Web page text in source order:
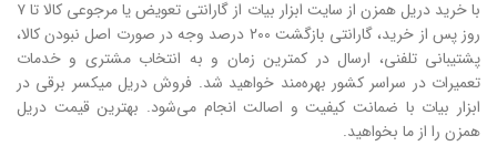
با خرید دریل همزن از سایت ابزار بیات از گارانتی تعویض یا مرجوعی کالا تا ۷
روز پس از خرید، گارانتی بازگشت 200 درصد وجه در صورت اصل نبودن کالا،
پشتیبانی تلفنی، ارسال در کمترین زمان و به انتخاب مشتری و خدمات
تعمیرات در سراسر کشور بهره‌مند خواهید شد. فروش دریل میکسر برقی در
ابزار بیات با ضمانت کیفیت و اصالت انجام می‌شود. بهترین قیمت دریل
همزن را از ما بخواهید.